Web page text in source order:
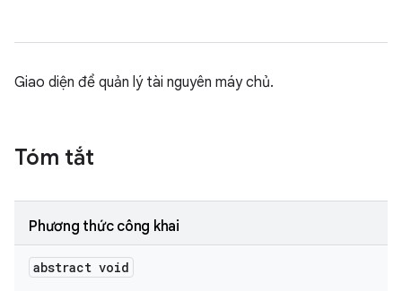
Giao diện để quản lý tài nguyên máy chủ.
Tóm tắt
Phương thức công khai
abstract void